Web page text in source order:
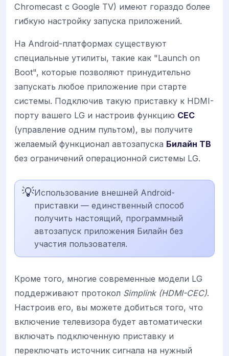
Chromecast с Google TV) имеют гораздо более
гибкую настройку запуска приложений.
На Android-платформах существуют
специальные утилиты, такие как "Launch on
Boot", которые позволяют принудительно
запускать любое приложение при старте
системы. Подключив такую приставку к HDMI-
порту вашего LG и настроив функцию CEC
(управление одним пультом), вы получите
желаемый функционал автозапуска Билайн ТВ
без ограничений операционной системы LG.
💡Использование внешней Android-
приставки — единственный способ
получить настоящий, программный
автозапуск приложения Билайн без
участия пользователя.
Кроме того, многие современные модели LG
поддерживают протокол Simplink (HDMI-CEC).
Настроив его, вы можете добиться того, что
включение телевизора будет автоматически
включать подключенную приставку и
переключать источник сигнала на нужный